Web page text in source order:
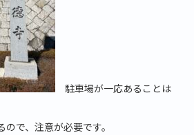
駐車場が一応あることは
で、注意が必要です。